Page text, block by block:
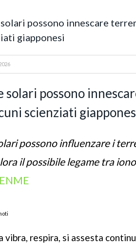
possono innescare
giapponesi
solari possono
scienziati
possono influenzare i
il possibile legame tra
vibra, respira, si assesta